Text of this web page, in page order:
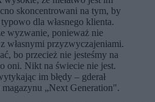
skoncentrowani na tym, by
dla własnego klienta.
wyzwanie, ponieważ nie
własnymi przyzwyczajeniami.
bo przecież nie jesteśmy na
oni. Nikt na świecie nie jest.
im błędy – gderał
magazynu „Next Generation".